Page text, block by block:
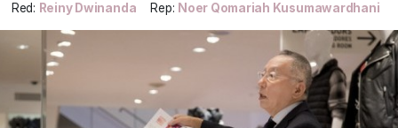
Red: Reiny Dwinanda Rep: Noer Qomariah Kusumawardhani